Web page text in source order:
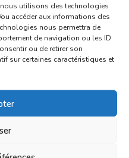
utilisons des technologies
accéder aux informations des
nous permettra de
de navigation ou les ID
ou de retirer son
sur certaines caractéristiques et
help you find what
the various options